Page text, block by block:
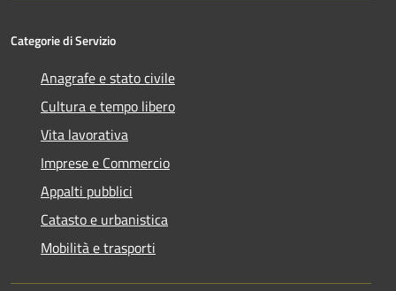
Categorie di Servizio
Anagrafe e stato civile
Cultura e tempo libero
Vita lavorativa
Imprese e Commercio
Appalti pubblici
Catasto e urbanistica
Mobilità e trasporti